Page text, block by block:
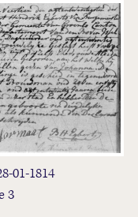
01-1814
3